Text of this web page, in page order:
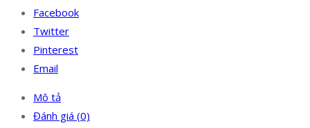
Facebook
Twitter
Pinterest
Email
Mô tả
Đánh giá (0)